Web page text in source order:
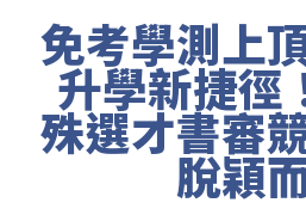
免考學測上
升學新捷徑
殊選才書審
脫穎